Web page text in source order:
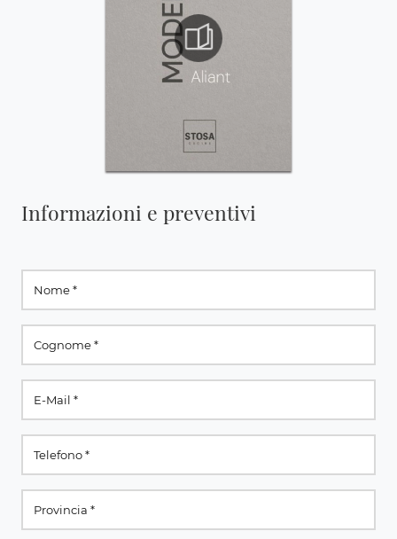
Informazioni e preventivi